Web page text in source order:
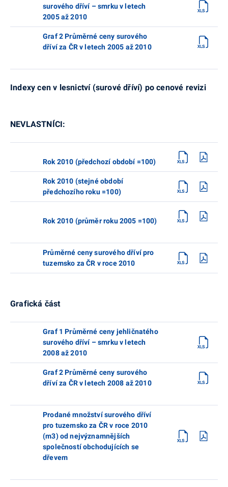
surového dříví – smrku v letech
2005 až 2010
Graf 2 Průměrné ceny surového
dříví za ČR v letech 2005 až 2010
Indexy cen v lesnictví (surové dříví) po cenové revizi
NEVLASTNÍCI:
Rok 2010 (předchozí období =100)
Rok 2010 (stejné období
předchozího roku =100)
Rok 2010 (průměr roku 2005 =100)
Průměrné ceny surového dříví pro
tuzemsko za ČR v roce 2010
Grafická část
Graf 1 Průměrné ceny jehličnatého
surového dříví – smrku v letech
2008 až 2010
Graf 2 Průměrné ceny surového
dříví za ČR v letech 2008 až 2010
Prodané množství surového dříví
pro tuzemsko za ČR v roce 2010
(m3) od nejvýznamnějších
společností obchodujících se
dřevem